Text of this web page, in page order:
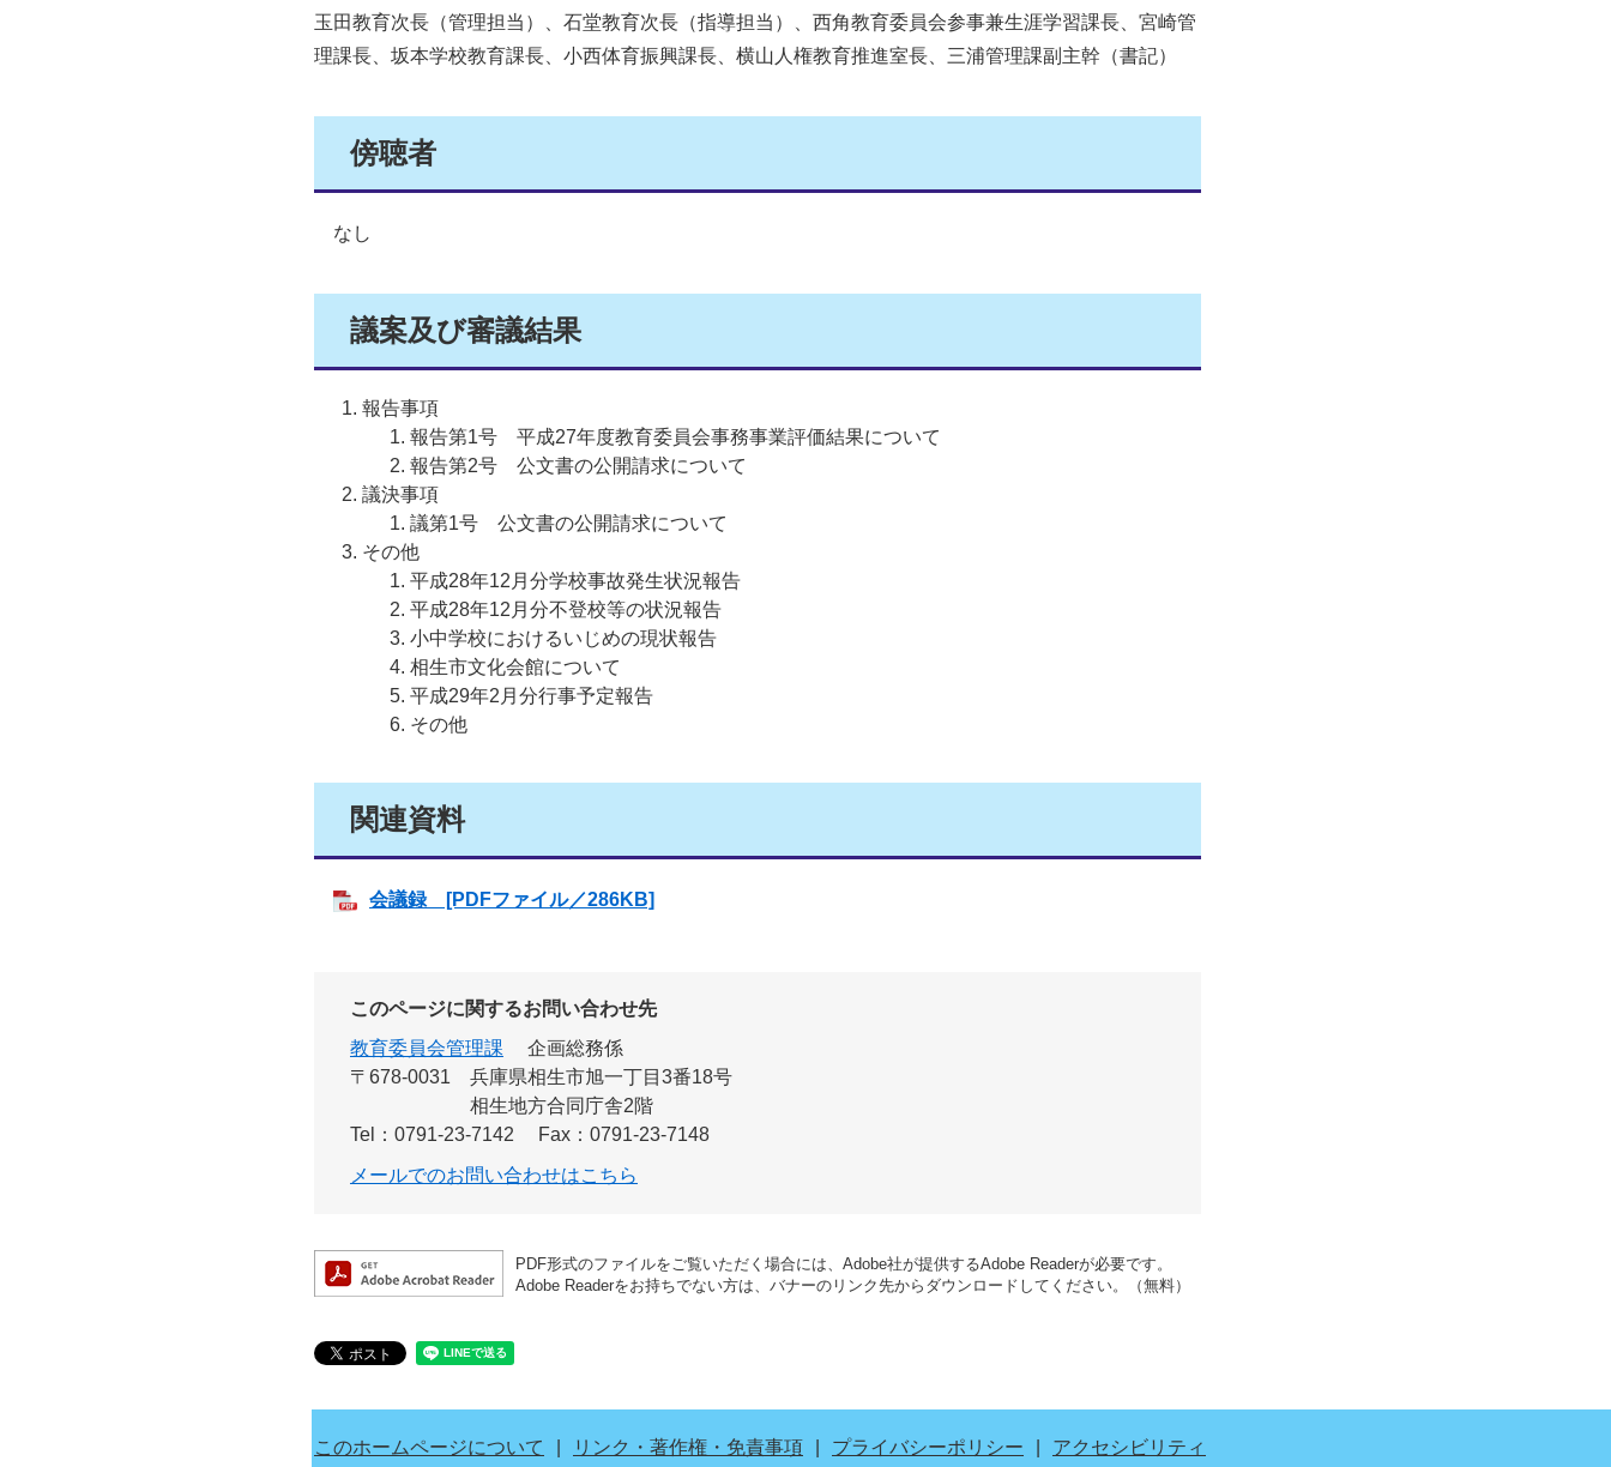
玉田教育次長（管理担当）、石堂教育次長（指導担当）、西角教育委員会参事兼生涯学習課長、宮崎管
理課長、坂本学校教育課長、小西体育振興課長、横山人権教育推進室長、三浦管理課副主幹（書記）
傍聴者
なし
議案及び審議結果
報告事項
報告第1号 平成27年度教育委員会事務事業評価結果について
報告第2号 公文書の公開請求について
議決事項
議第1号 公文書の公開請求について
その他
平成28年12月分学校事故発生状況報告
平成28年12月分不登校等の状況報告
小中学校におけるいじめの現状報告
相生市文化会館について
平成29年2月分行事予定報告
その他
関連資料
会議録 [PDFファイル／286KB]
このページに関するお問い合わせ先
教育委員会管理課
企画総務係
〒678-0031
兵庫県相生市旭一丁目3番18号
相生地方合同庁舎2階
Tel：0791-23-7142
Fax：0791-23-7148
メールでのお問い合わせはこちら
PDF形式のファイルをご覧いただく場合には、Adobe社が提供するAdobe Readerが必要です。
Adobe Readerをお持ちでない方は、バナーのリンク先からダウンロードしてください。（無料）
このホームページについて リンク・著作権・免責事項 プライバシーポリシー アクセシビリティ